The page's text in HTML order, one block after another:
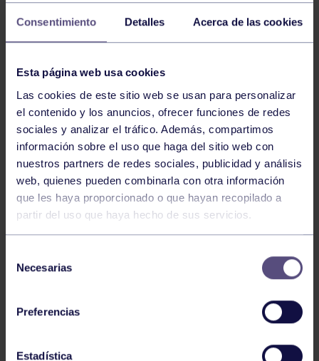
Consentimiento Detalles Acerca de las cookies
Esta página web usa cookies
Las cookies de este sitio web se usan para personalizar
el contenido y los anuncios, ofrecer funciones de redes
sociales y analizar el tráfico. Además, compartimos
información sobre el uso que haga del sitio web con
nuestros partners de redes sociales, publicidad y análisis
web, quienes pueden combinarla con otra información
que les haya proporcionado o que hayan recopilado a
partir del uso que haya hecho de sus servicios.
Necesarias
Preferencias
Estadística
NOTICIAS RELACIONADAS
Hockey 28 Jul 2026
ÓSCAR PALOMERO, RUMBO AL
MUNDIAL